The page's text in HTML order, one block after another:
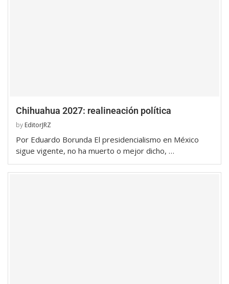
Chihuahua 2027: realineación política
by EditorJRZ
Por Eduardo Borunda El presidencialismo en México
sigue vigente, no ha muerto o mejor dicho, …